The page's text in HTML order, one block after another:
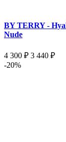
BY TERRY -
Nude
4 300 ₽ 3 440 ₽
-20%